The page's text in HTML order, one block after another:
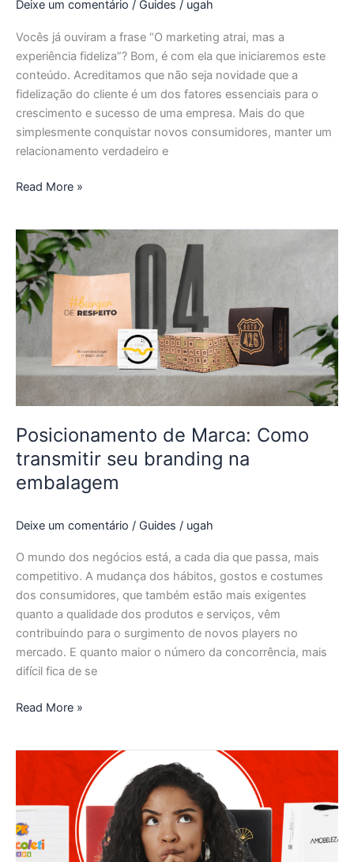
Deixe um comentário / Guides / ugah
Vocês já ouviram a frase “O marketing atrai, mas a
experiência fideliza”? Bom, é com ela que iniciaremos este
conteúdo. Acreditamos que não seja novidade que a
fidelização do cliente é um dos fatores essenciais para o
crescimento e sucesso de uma empresa. Mais do que
simplesmente conquistar novos consumidores, manter um
relacionamento verdadeiro e
Read More »
Posicionamento de Marca: Como
transmitir seu branding na
embalagem
Deixe um comentário / Guides / ugah
O mundo dos negócios está, a cada dia que passa, mais
competitivo. A mudança dos hábitos, gostos e costumes
dos consumidores, que também estão mais exigentes
quanto a qualidade dos produtos e serviços, vêm
contribuindo para o surgimento de novos players no
mercado. E quanto maior o número da concorrência, mais
difícil fica de se
Posicionamento
de
Marca:
Como
transmitir
branding
na
embalagem
Read More »
destacar
sua
marca